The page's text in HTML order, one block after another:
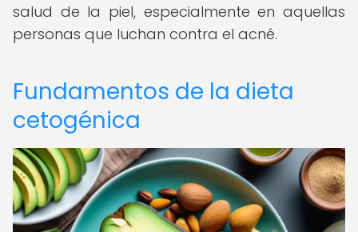
salud de la piel, especialmente en aquellas
personas que luchan contra el acné.
Fundamentos de la dieta
cetogénica